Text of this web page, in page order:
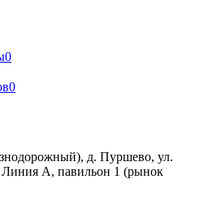
0
0
д. Пуршево, ул.
Линия А, павильон 1 (рынок